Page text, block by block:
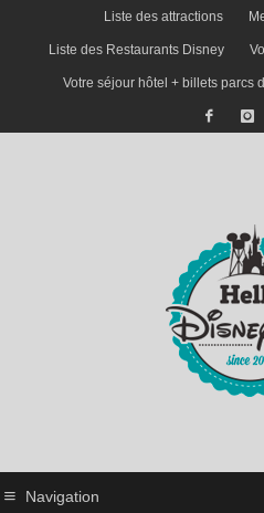
Liste des attractions
Liste des Restaurants Disney
Votre séjour hôtel + billets parcs
Navigation